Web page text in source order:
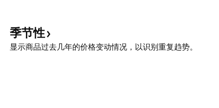
季节性
显示商品过去几年的价格变动情况，以识别重复趋势。